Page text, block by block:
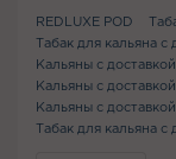
REDLUXE POD
Табак для кальяна
Кальяны с
Кальяны с
Кальяны с
Табак для кальяна